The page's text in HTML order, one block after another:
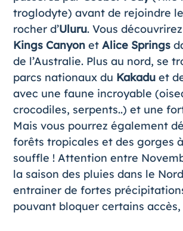
troglodyte) avant de rejoindre
rocher d’Uluru. Vous
Kings Canyonet Alice Springs
de l’Australie. Plus au nord, se
parcs nationaux du Kakaduet
avec une faune incroyable
crocodiles, serpents..) et une
Mais vous pourrez également
forêts tropicales et des gorges
souffle ! Attention entre
la saison des pluies dans le
entrainer de fortes
pouvant bloquer certains